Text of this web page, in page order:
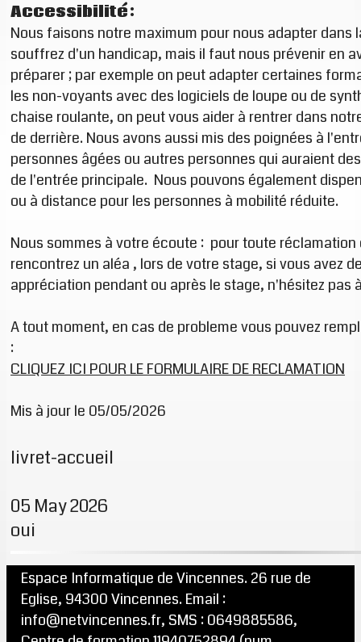
Accessibilité :
Nous faisons notre maximum pour nous adapter dans
souffrez d'un handicap, mais il faut nous prévenir en
préparer ; par exemple on peut adapter certaines
les non-voyants avec des logiciels de loupe ou de
chaise roulante, on peut vous aider à rentrer dans
de derrière. Nous avons aussi mis des poignées à
personnes âgées ou autres personnes qui auraient
de l'entrée principale. Nous pouvons également
ou à distance pour les personnes à mobilité réduite.
Nous sommes à votre écoute : pour toute
rencontrez un aléa , lors de votre stage, si vous avez
appréciation pendant ou après le stage, n'hésitez pas
A tout moment, en cas de probleme vous pouvez
:
CLIQUEZ ICI POUR LE FORMULAIRE DE RECLAMATION
Mis à jour le 05/05/2026
livret-accueil
05 May 2026
oui
Espace Informatique de Vincennes. 26 rue de
Eglise, 94300 Vincennes. Email :
info@netvincennes.fr, SMS : 0649885586,